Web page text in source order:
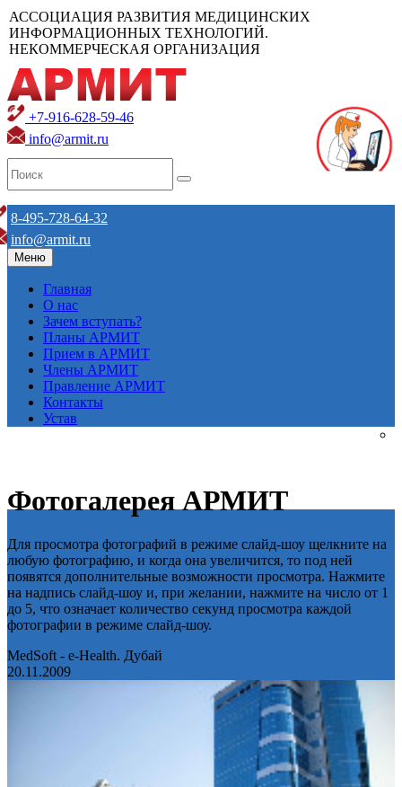
АССОЦИАЦИЯ РАЗВИТИЯ МЕДИЦИНСКИХ
ИНФОРМАЦИОННЫХ ТЕХНОЛОГИЙ.
НЕКОММЕРЧЕСКАЯ ОРГАНИЗАЦИЯ
+7-916-628-59-46
info@armit.ru
8-495-728-64-32
info@armit.ru
Меню
Главная
О нас
Зачем вступать?
Планы АРМИТ
Прием в АРМИТ
Члены АРМИТ
Правление АРМИТ
Контакты
Устав
Фотогалерея АРМИТ
Для просмотра фотографий в режиме слайд-шоу щелкните на
любую фотографию, и когда она увеличится, то под ней
появятся дополнительные возможности просмотра. Нажмите
на надпись слайд-шоу и, при желании, нажмите на число от 1
до 5, что означает количество секунд просмотра каждой
фотографии в режиме слайд-шоу.
MedSoft - e-Health. Дубай
20.11.2009